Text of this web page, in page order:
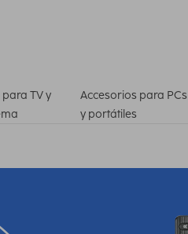
TV y
Accesorios para PCs
y portátiles